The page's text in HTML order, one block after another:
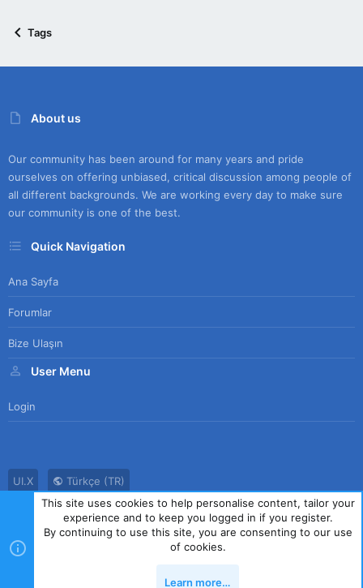
Tags
About us
Our community has been around for many years and pride
ourselves on offering unbiased, critical discussion among people of
all different backgrounds. We are working every day to make sure
our community is one of the best.
Quick Navigation
Ana Sayfa
Forumlar
Bize Ulaşın
User Menu
Login
UI.X
Türkçe (TR)
Bize Ulaşın
Kullanım Sözleşmesi Gizlilik Politikası
Yardım
Ana Sayfa
R
S
This site uses cookies to help personalise content, tailor your
experience and to keep you logged in if you register.
By continuing to use this site, you are consenting to our use
of cookies.
Learn more…